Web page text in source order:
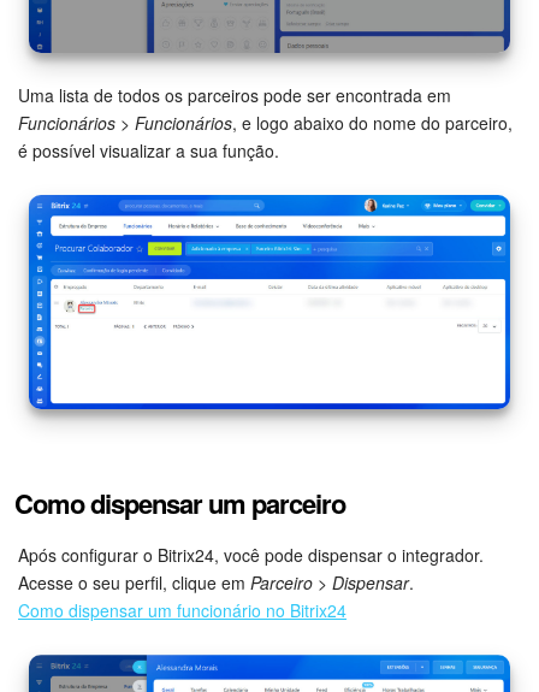
Uma lista de todos os parceiros pode ser encontrada em
Funcionários > Funcionários, e logo abaixo do nome do parceiro,
é possível visualizar a sua função.
Como dispensar um parceiro
Após configurar o Bitrix24, você pode dispensar o integrador.
Acesse o seu perfil, clique em Parceiro > Dispensar.
Como dispensar um funcionário no Bitrix24